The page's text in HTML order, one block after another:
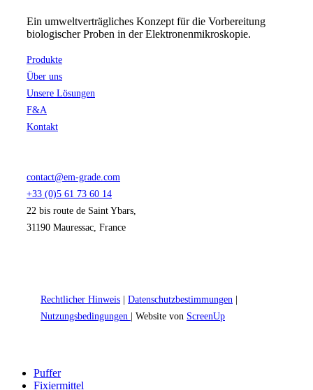
Ein umweltverträgliches Konzept für die Vorbereitung
biologischer Proben in der Elektronenmikroskopie.
Produkte
Über uns
Unsere Lösungen
F&A
Kontakt
contact@em-grade.com
+33 (0)5 61 73 60 14
22 bis route de Saint Ybars,
31190 Mauressac, France
Rechtlicher Hinweis Datenschutzbestimmungen
Nutzungsbedingungen
| Website von ScreenUp
Close
Menu
Puffer
Fixiermittel